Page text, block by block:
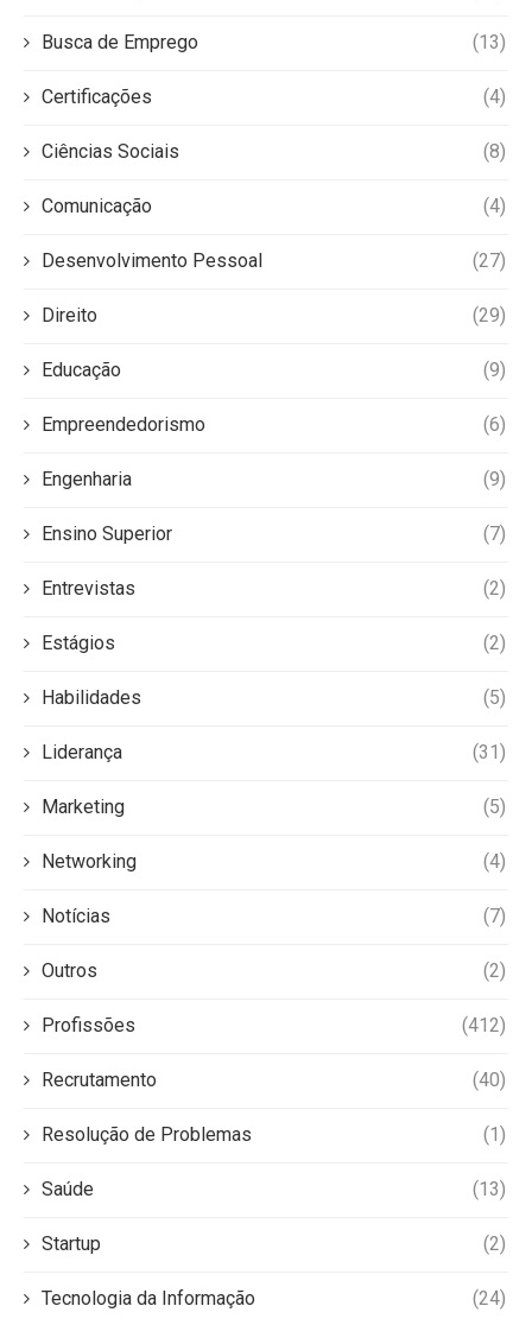
Busca de Emprego (13)
Certificações (4)
Ciências Sociais (8)
Comunicação (4)
Desenvolvimento Pessoal (27)
Direito (29)
Educação (9)
Empreendedorismo (6)
Engenharia (9)
Ensino Superior (7)
Entrevistas (2)
Estágios (2)
Habilidades (5)
Liderança (31)
Marketing (5)
Networking (4)
Notícias (7)
Outros (2)
Profissões (412)
Recrutamento (40)
Resolução de Problemas (1)
Saúde (13)
Startup (2)
Tecnologia da Informação (24)